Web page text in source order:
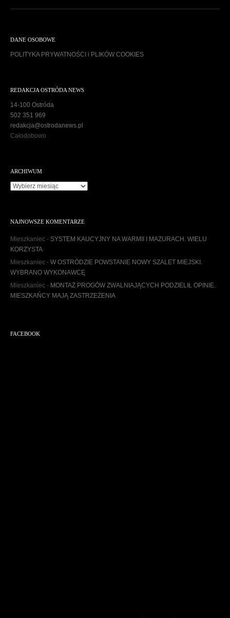
DANE OSOBOWE
POLITYKA PRYWATNOŚCI i PLIKÓW COOKIES
REDAKCJA OSTRÓDA NEWS
14-100 Ostróda
502 351 969
redakcja@ostrodanews.pl
Całodobowo
ARCHIWUM
A
w
u
NAJNOWSZE KOMENTARZE
Mieszkaniec - SYSTEM KAUCYJNY NA WARMII I MAZURACH. WIELU
KORZYSTA
Mieszkaniec - W OSTRÓDZIE POWSTANIE NOWY SZALET MIEJSKI.
WYBRANO WYKONAWCĘ
Mieszkaniec - MONTAŻ PROGÓW ZWALNIAJĄCYCH PODZIELIŁ OPINIE.
MIESZKAŃCY MAJĄ ZASTRZEŻENIA
FACEBOOK